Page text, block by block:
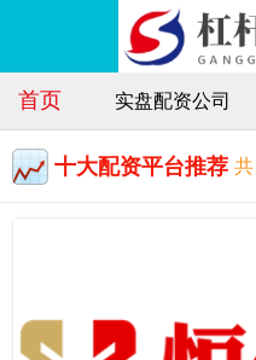
首页 实盘配资公司
十大配资平台推荐 共